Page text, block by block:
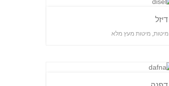
דיזל
מיטות,מיטות מעץ מלא